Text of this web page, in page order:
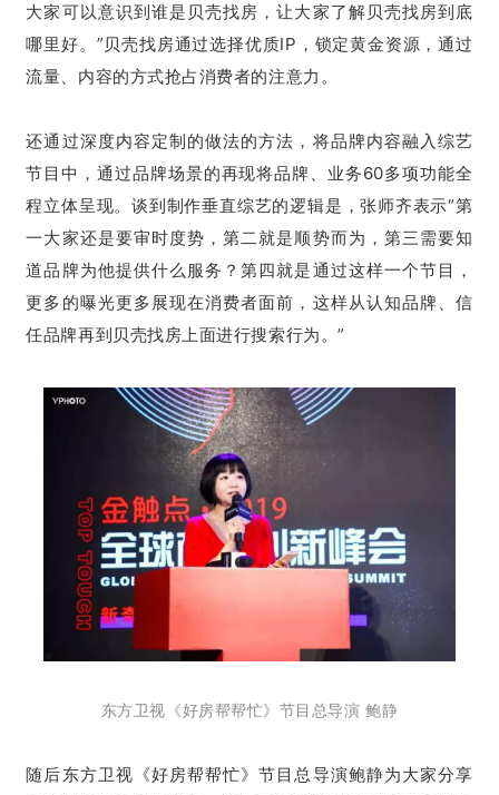
大家可以意识到谁是贝壳找房，让大家了解贝壳找房到底
哪里好。”贝壳找房通过选择优质IP，锁定黄金资源，通过
流量、内容的方式抢占消费者的注意力。
还通过深度内容定制的做法的方法，将品牌内容融入综艺
节目中，通过品牌场景的再现将品牌、业务60多项功能全
程立体呈现。谈到制作垂直综艺的逻辑是，张师齐表示“第
一大家还是要审时度势，第二就是顺势而为，第三需要知
道品牌为他提供什么服务？第四就是通过这样一个节目，
更多的曝光更多展现在消费者面前，这样从认知品牌、信
任品牌再到贝壳找房上面进行搜索行为。”
东方卫视《好房帮帮忙》节目总导演 鲍静
随后东方卫视《好房帮帮忙》节目总导演鲍静为大家分享